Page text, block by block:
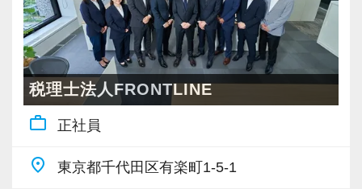
インターン終了後は新卒採用の道も用意してい
ます。26卒のインターン生も入社予定です。
【各種社会保険完備、ユニークな手当制度あ
り】
当も充実。
部下のマネジメントも少しずつお任せして自信
を持っていけるよう私たちもバックアップしま
す。
最初は自信が無くても意欲があれば大丈夫で
す。
一緒に事務所を盛り立てていただける方をお待
ちしています！
方。その上で、効率も重視しながら働きたい方
には最適です！
蓄積してきました。
独特の特徴やニーズがどこにあるかもわかって
いるため、獣医のお客様からすると安心してな
んでも話せる相談相手となっています。
動物病院の業界に精通し、きめ細かな支援がで
きる。その評判がご紹介につながり、着実に顧
問先は拡大しています。
今回も、それに対応するべく行われる増員募集
税理士法人FRONTLINE
work_outline 正社員
place 東京都千代田区有楽町1-5-1